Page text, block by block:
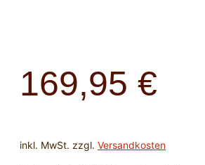
169,95 €
inkl. MwSt. zzgl. Versandkosten